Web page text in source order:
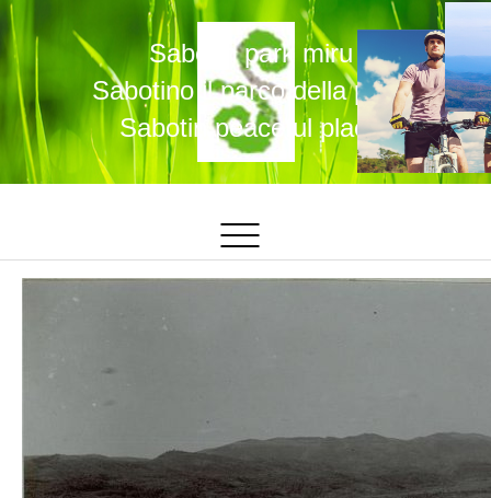
Sabotin park miru
Sabotino il parco della pace
Sabotin peaceful place